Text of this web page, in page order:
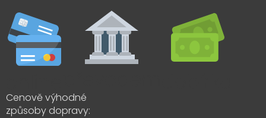
Cenově výhodné
způsoby dopravy: